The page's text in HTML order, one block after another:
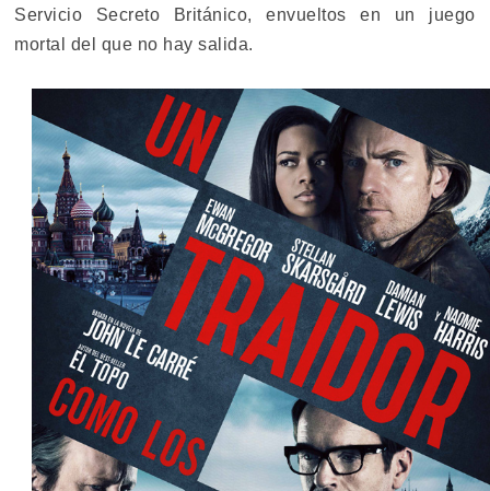
Servicio Secreto Británico, envueltos en un juego
mortal del que no hay salida.